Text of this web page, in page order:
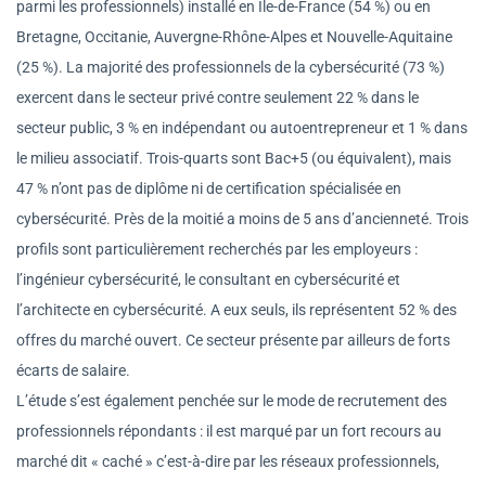
parmi les professionnels) installé en Ile-de-France (54 %) ou en
Bretagne, Occitanie, Auvergne-Rhône-Alpes et Nouvelle-Aquitaine
(25 %). La majorité des professionnels de la cybersécurité (73 %)
exercent dans le secteur privé contre seulement 22 % dans le
secteur public, 3 % en indépendant ou autoentrepreneur et 1 % dans
le milieu associatif. Trois-quarts sont Bac+5 (ou équivalent), mais
47 % n’ont pas de diplôme ni de certification spécialisée en
cybersécurité. Près de la moitié a moins de 5 ans d’ancienneté. Trois
profils sont particulièrement recherchés par les employeurs :
l’ingénieur cybersécurité, le consultant en cybersécurité et
l’architecte en cybersécurité. A eux seuls, ils représentent 52 % des
offres du marché ouvert. Ce secteur présente par ailleurs de forts
écarts de salaire.
L’étude s’est également penchée sur le mode de recrutement des
professionnels répondants : il est marqué par un fort recours au
marché dit « caché » c’est-à-dire par les réseaux professionnels,